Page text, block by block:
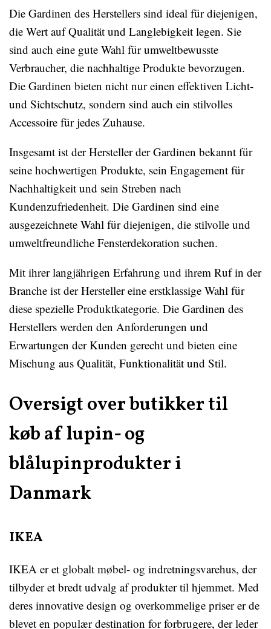
Die Gardinen des Herstellers sind ideal für diejenigen,
die Wert auf Qualität und Langlebigkeit legen. Sie
sind auch eine gute Wahl für umweltbewusste
Verbraucher, die nachhaltige Produkte bevorzugen.
Die Gardinen bieten nicht nur einen effektiven Licht-
und Sichtschutz, sondern sind auch ein stilvolles
Accessoire für jedes Zuhause.
Insgesamt ist der Hersteller der Gardinen bekannt für
seine hochwertigen Produkte, sein Engagement für
Nachhaltigkeit und sein Streben nach
Kundenzufriedenheit. Die Gardinen sind eine
ausgezeichnete Wahl für diejenigen, die stilvolle und
umweltfreundliche Fensterdekoration suchen.
Mit ihrer langjährigen Erfahrung und ihrem Ruf in der
Branche ist der Hersteller eine erstklassige Wahl für
diese spezielle Produktkategorie. Die Gardinen des
Herstellers werden den Anforderungen und
Erwartungen der Kunden gerecht und bieten eine
Mischung aus Qualität, Funktionalität und Stil.
Oversigt over butikker til
køb af lupin- og
blålupinprodukter i
Danmark
IKEA
IKEA er et globalt møbel- og indretningsvarehus, der
tilbyder et bredt udvalg af produkter til hjemmet. Med
deres innovative design og overkommelige priser er de
blevet en populær destination for forbrugere, der leder